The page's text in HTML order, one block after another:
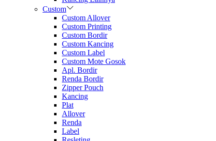
Custom
Custom Allover
Custom Printing
Custom Bordir
Custom Kancing
Custom Label
Custom Mote Gosok
Apl. Bordir
Renda Bordir
Zipper Pouch
Kancing
Plat
Allover
Renda
Label